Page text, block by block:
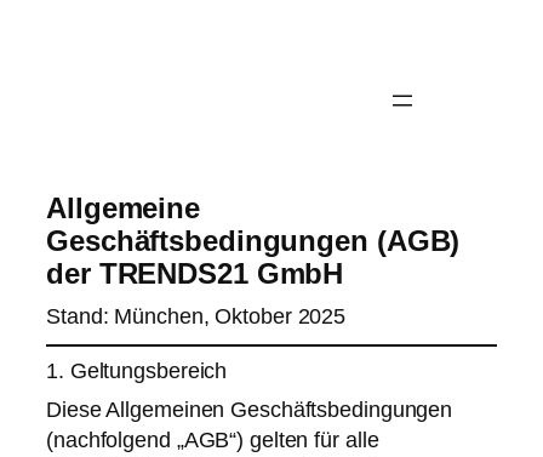
Allgemeine
Geschäftsbedingungen (AGB)
der TRENDS21 GmbH
Stand: München, Oktober 2025
1. Geltungsbereich
Diese Allgemeinen Geschäftsbedingungen
(nachfolgend „AGB“) gelten für alle